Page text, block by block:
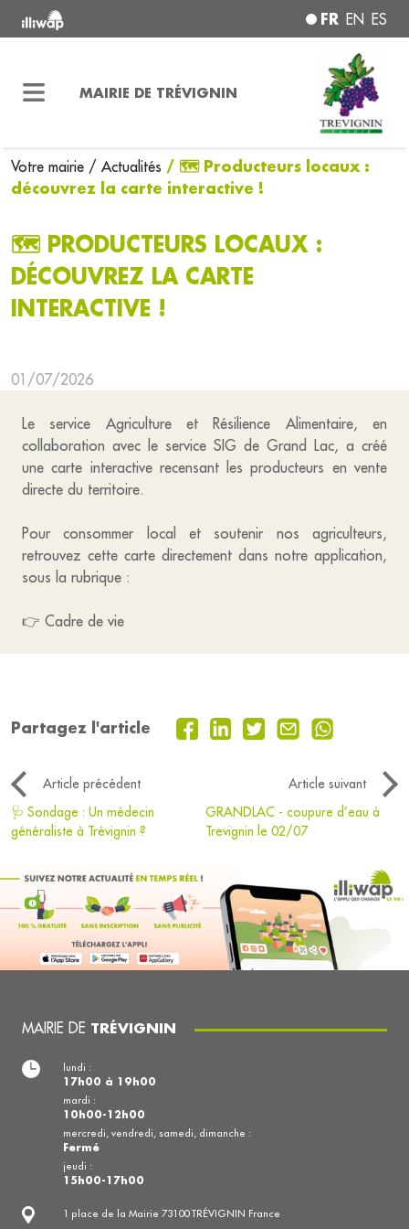
FR EN ES
MAIRIE DE TRÉVIGNIN
Votre mairie / Actualités / 🗺️ Producteurs locaux :
découvrez la carte interactive !
🗺️ PRODUCTEURS LOCAUX :
DÉCOUVREZ LA CARTE
INTERACTIVE !
01/07/2026
Le service Agriculture et Résilience Alimentaire, en
collaboration avec le service SIG de Grand Lac, a créé
une carte interactive recensant les producteurs en vente
directe du territoire.
Pour consommer local et soutenir nos agriculteurs,
retrouvez cette carte directement dans notre application,
sous la rubrique :
👉 Cadre de vie
Partagez l'article
Article précédent
Article suivant
🩺 Sondage : Un médecin
généraliste à Trévignin ?
GRANDLAC - coupure d’eau à
Trevignin le 02/07
MAIRIE DE TRÉVIGNIN
1 place de la Mairie 73100 TRÉVIGNIN France
lundi :
17h00 à 19h00
mardi :
10h00-12h00
mercredi, vendredi, samedi, dimanche :
Fermé
jeudi :
15h00-17h00